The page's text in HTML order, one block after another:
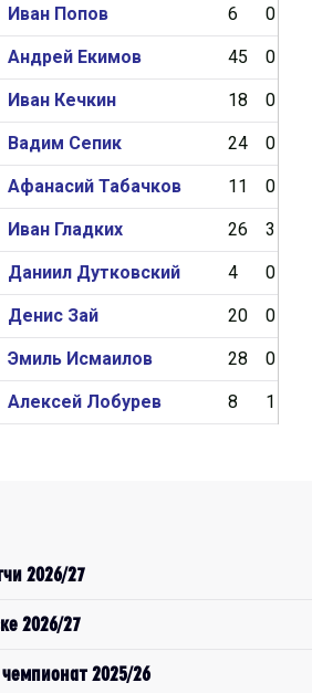
Иван Попов 6 0
Андрей Екимов 45 0
Иван Кечкин 18 0
Вадим Сепик 24 0
Афанасий Табачков 11 0
Иван Гладких 26 3
Даниил Дутковский 4 0
Денис Зай 20 0
Эмиль Исмаилов 28 0
Алексей Лобурев 8 1
2026/27
2026/27
2025/26